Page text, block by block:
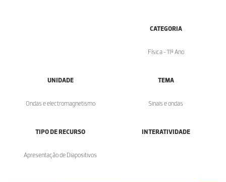
CATEGORIA
Física - 11º Ano
UNIDADE
Ondas e electromagnetismo
TEMA
Sinais e ondas
TIPO DE RECURSO
Apresentação de Diapositivos
INTERATIVIDADE